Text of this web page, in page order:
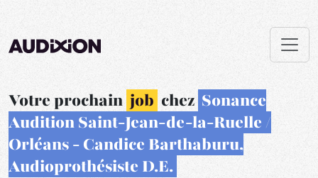
Votre prochain job chez Sonance
Audition Saint-Jean-de-la-Ruelle /
Orléans - Candice Barthaburu,
Audioprothésiste D.E.